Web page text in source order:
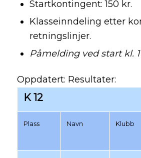
Startkontingent: 150 kr.
Klasseinndeling etter
retningslinjer.
Påmelding ved start kl.
Oppdatert: Resultater:
K 12
Plass Navn Klubb